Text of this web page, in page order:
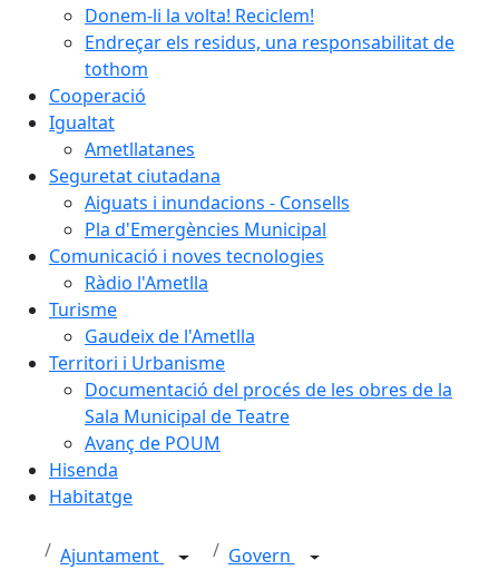
Donem-li la volta! Reciclem!
Endreçar els residus, una responsabilitat de
tothom
Cooperació
Igualtat
Ametllatanes
Seguretat ciutadana
Aiguats i inundacions - Consells
Pla d'Emergències Municipal
Comunicació i noves tecnologies
Ràdio l'Ametlla
Turisme
Gaudeix de l'Ametlla
Territori i Urbanisme
Documentació del procés de les obres de la
Sala Municipal de Teatre
Avanç de POUM
Hisenda
Habitatge
Ajuntament
Govern